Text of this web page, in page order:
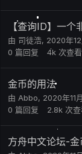
【查询ID】一
由 司徒浩, 2020年12
0 篇回复 4k 次查看
金币的用法
由 Abbo, 2020年11
0 篇回复 2.8k 次
方舟中文论坛-金